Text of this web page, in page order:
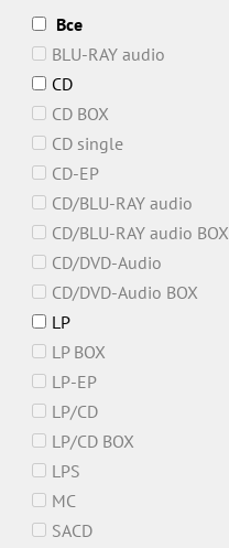
Все
BLU-RAY audio
CD
CD BOX
CD single
CD-EP
CD/BLU-RAY audio
CD/BLU-RAY audio BOX
CD/DVD-Audio
CD/DVD-Audio BOX
LP
LP BOX
LP-EP
LP/CD
LP/CD BOX
LPS
MC
SACD